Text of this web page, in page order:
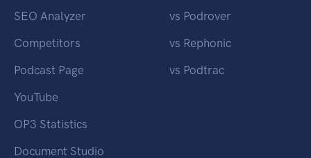
SEO Analyzer
Competitors
Podcast Page
YouTube
OP3 Statistics
Document Studio
vs Podrover
vs Rephonic
vs Podtrac